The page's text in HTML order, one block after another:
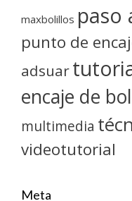
maxbolillos paso
punto de
adsuar
encaje de
multimedia
videotutorial
Meta